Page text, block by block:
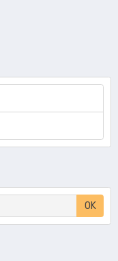
OK